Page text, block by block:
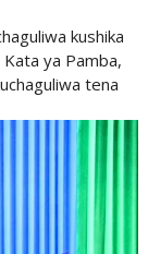
kushika
ya Pamba,
tena